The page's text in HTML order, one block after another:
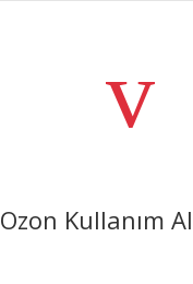
Ozon Kullanım